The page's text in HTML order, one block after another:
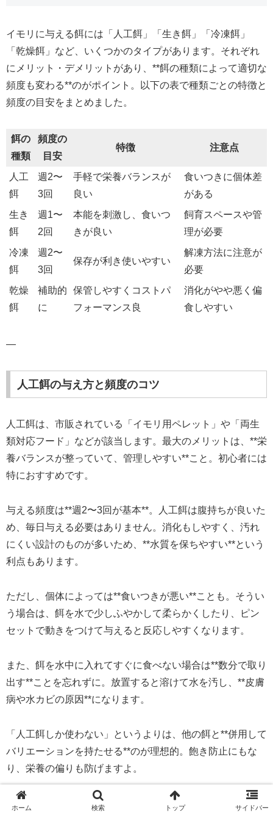
イモリに与える餌には「人工餌」「生き餌」「冷凍餌」
「乾燥餌」など、いくつかのタイプがあります。それぞれ
にメリット・デメリットがあり、**餌の種類によって適切な
頻度も変わる**のがポイント。以下の表で種類ごとの特徴と
頻度の目安をまとめました。
餌の
種類
頻度の
目安
特徴 注意点
人工
餌
週2〜
3回
手軽で栄養バランスが
良い
食いつきに個体差
がある
生き
餌
週1〜
2回
本能を刺激し、食いつ
きが良い
飼育スペースや管
理が必要
冷凍
餌
週2〜
3回
保存が利き使いやすい
解凍方法に注意が
必要
乾燥
餌
補助的
に
保管しやすくコストパ
フォーマンス良
消化がやや悪く偏
食しやすい
—
人工餌の与え方と頻度のコツ
人工餌は、市販されている「イモリ用ペレット」や「両生
類対応フード」などが該当します。最大のメリットは、**栄
養バランスが整っていて、管理しやすい**こと。初心者には
特におすすめです。
与える頻度は**週2〜3回が基本**。人工餌は腹持ちが良いた
め、毎日与える必要はありません。消化もしやすく、汚れ
にくい設計のものが多いため、**水質を保ちやすい**という
利点もあります。
ただし、個体によっては**食いつきが悪い**ことも。そうい
う場合は、餌を水で少しふやかして柔らかくしたり、ピン
セットで動きをつけて与えると反応しやすくなります。
また、餌を水中に入れてすぐに食べない場合は**数分で取り
出す**ことを忘れずに。放置すると溶けて水を汚し、**皮膚
病や水カビの原因**になります。
「人工餌しか使わない」というよりは、他の餌と**併用して
バリエーションを持たせる**のが理想的。飽き防止にもな
り、栄養の偏りも防げますよ。
—ホーム 検索 トップ サイドバー